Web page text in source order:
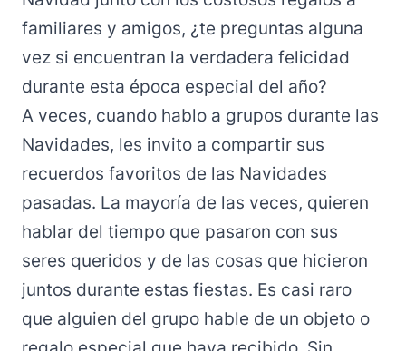
familiares y amigos, ¿te preguntas alguna
vez si encuentran la verdadera felicidad
durante esta época especial del año?
A veces, cuando hablo a grupos durante las
Navidades, les invito a compartir sus
recuerdos favoritos de las Navidades
pasadas. La mayoría de las veces, quieren
hablar del tiempo que pasaron con sus
seres queridos y de las cosas que hicieron
juntos durante estas fiestas. Es casi raro
que alguien del grupo hable de un objeto o